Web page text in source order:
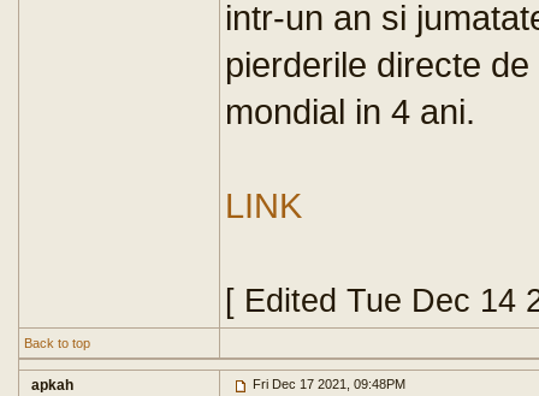
intr-un an si
pierderile directe
mondial in 4 ani.
LINK
[ Edited Tue Dec 14
Back to top
apkah Fri Dec 17 2021, 09:48PM